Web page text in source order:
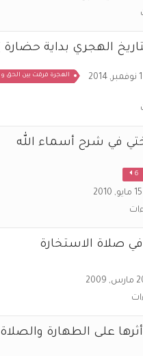
الهجري بداية حضارة ]
1 نوفمبر, 2014 الهجرة فرقت بين الحق و
في شرح أسماء الله
6
15 مايو, 2010
صلاة الاستخارة
2009
على الطهارة والصلاة